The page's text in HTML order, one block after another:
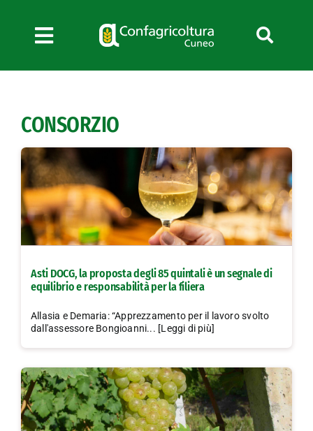
contenuto
Toggle
Navigation
News
Bandi
Formazione
Convenzioni
L’Agricoltore cuneese
Lavora con noi
CONSORZIO
Asti DOCG, la proposta degli 85 quintali è un segnale di
equilibrio e responsabilità per la filiera
Allasia e Demaria: “Apprezzamento per il lavoro svolto
dall'assessore Bongioanni... [Leggi di più]